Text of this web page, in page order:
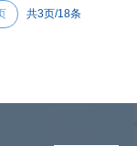
共3页/18条